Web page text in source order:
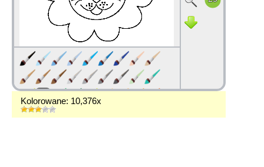
Kolorowane: 10,376x